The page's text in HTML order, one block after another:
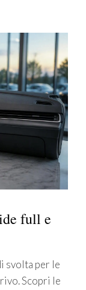
full e
svolta per le
Scopri le